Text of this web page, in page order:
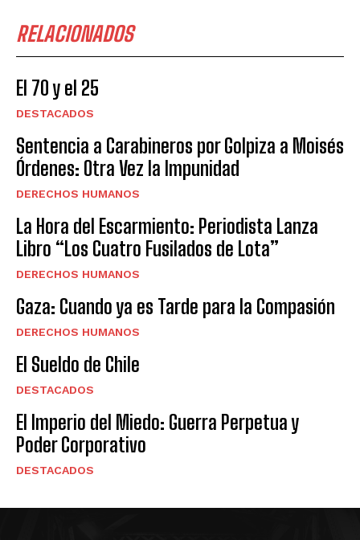
RELACIONADOS
El 70 y el 25
DESTACADOS
Sentencia a Carabineros por Golpiza a Moisés
Órdenes: Otra Vez la Impunidad
DERECHOS HUMANOS
La Hora del Escarmiento: Periodista Lanza
Libro “Los Cuatro Fusilados de Lota”
DERECHOS HUMANOS
Gaza: Cuando ya es Tarde para la Compasión
DERECHOS HUMANOS
El Sueldo de Chile
DESTACADOS
El Imperio del Miedo: Guerra Perpetua y
Poder Corporativo
DESTACADOS